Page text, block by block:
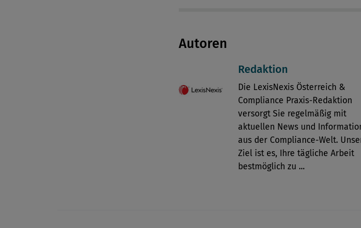
Autoren
Redaktion
Die LexisNexis Österreich &
Compliance Praxis-Redaktion
versorgt Sie regelmäßig mit
aktuellen News und
aus der Compliance-Welt.
Ziel ist es, Ihre tägliche Arbeit
bestmöglich zu ...